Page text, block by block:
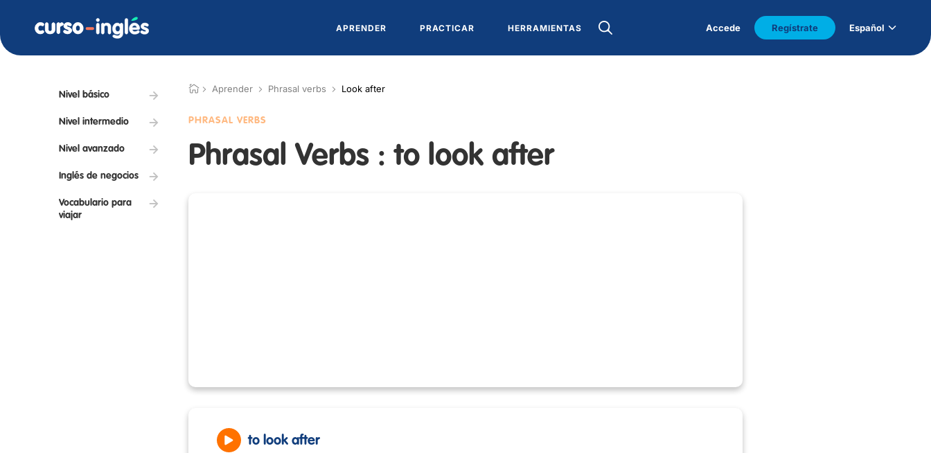
APRENDER PRACTICAR HERRAMIENTAS Accede Regístrate Español
Nivel básico
Nivel intermedio
Nivel avanzado
Inglés de negocios
Vocabulario para
viajar
Aprender Phrasal verbs Look after
PHRASAL VERBS
Phrasal Verbs : to look after
to look after